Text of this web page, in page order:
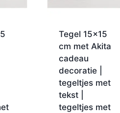
Tegel 15×15
cm met Akita
cadeau
decoratie |
tegeltjes met
tekst |
tegeltjes met